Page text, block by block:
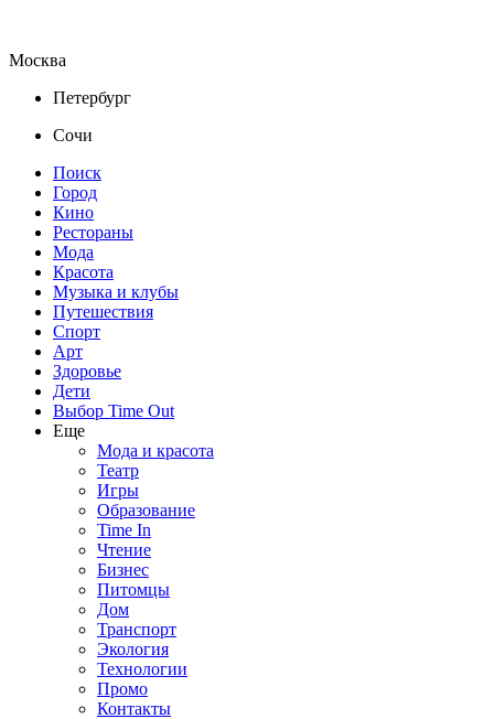
Москва
Петербург
Сочи
Поиск
Город
Кино
Рестораны
Мода
Красота
Музыка и клубы
Путешествия
Спорт
Арт
Здоровье
Дети
Выбор Time Out
Еще
Мода и красота
Театр
Игры
Образование
Time In
Чтение
Бизнес
Питомцы
Дом
Транспорт
Экология
Технологии
Промо
Контакты